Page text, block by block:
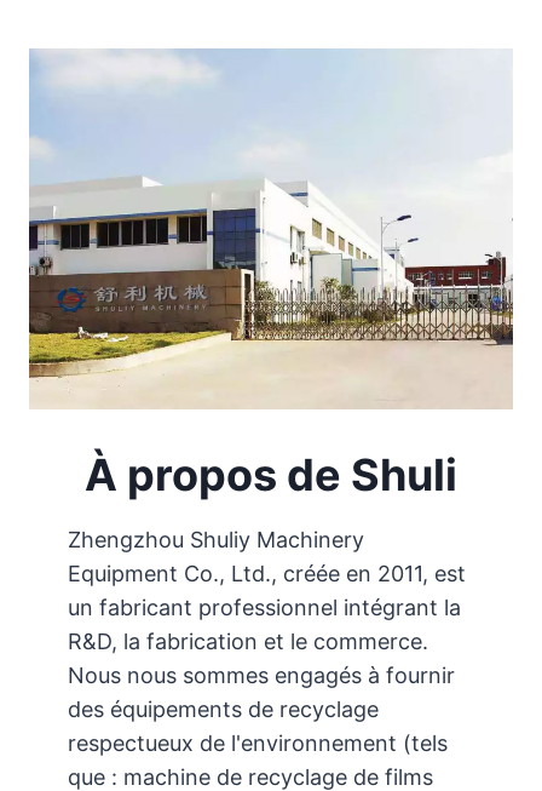
À propos de Shuli
Zhengzhou Shuliy Machinery
Equipment Co., Ltd., créée en 2011, est
un fabricant professionnel intégrant la
R&D, la fabrication et le commerce.
Nous nous sommes engagés à fournir
des équipements de recyclage
respectueux de l'environnement (tels
que : machine de recyclage de films